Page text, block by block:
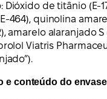
Dióxido de titânio (E-
464), quinolina
amarelo alaranjado S
Viatris
e conteúdo do envase